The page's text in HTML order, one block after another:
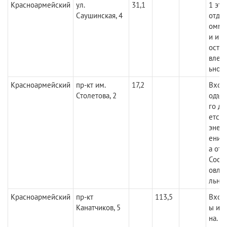
Красноармейский
ул.
Саушинская, 4
31,1
1
и
ьное
Красноармейский
пр-кт им.
Столетова, 2
17,2
Вход
го
ется
а
Красноармейский
пр-кт
Канатчиков, 5
113,5
Вход
ы
на.